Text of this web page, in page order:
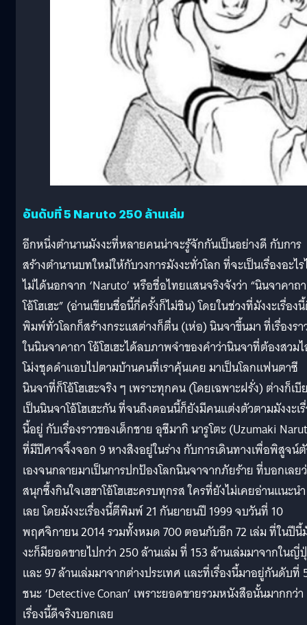
อันดับที่ 5 Naruto 250 ล้านเล่ม
อีกหนึ่งตำนานมังงะที่หลายคนน่าจะรู้จักกันเป็นอย่างดี กับการ
สร้างตำนานบทใหม่ให้กับวงการมังงะทั่วโลก ที่จะเป็นเรื่องอะไ
ไม่ได้นอกจาก ‘Naruto’ หรือชื่อไทยแสนจริงจังว่า “นินจาคาถา
โอ้โฮเฮะ” (อ่านเขียนชื่อนี้กี่ครั้งก็ไม่ชิน) โดยในช่วงที่มังงะเรื่อง
พิมพ์ทั่วโลกก็สร้างกระแสต่างก็ตื่น (เห่อ) นินจาขึ้นมา ที่เรื่องรา
ในนินจาคาถา โอ้โฮเฮะได้ลบภาพจำของคำว่านินจาที่ต้องสวม
โม่งชุดดำแอบไปตามบ้านคนที่เราคุ้นเคย มาเป็นโลกแฟนตาซี
นินจาที่ก็โอ้โฮเฮะจริง ๆ เพราะทุกคน (โดยเฉพาะฝรั่ง) ต่างก็เบี
เป็นนินจาโอ้โฮเฮะกัน ที่จนถึงตอนนี้ก็ยังมีคนแต่งตัวตามมังงะเ
นี้อยู่ กับเรื่องราวของเด็กชาย อุซึมากิ นารูโตะ (Uzumaki
ที่มีปีศาจจิ้งจอก 9 หางสิงอยู่ในร่าง กับการเดินทางเพื่อพิสูจน์
เองจนกลายมาเป็นการปกป้องโลกนินจาจากภัยร้าย ที่บอกเลย
สนุกซึ้งกินใจเฮฮาโอ้โฮเฮะครบทุกรส ใครที่ยังไม่เคยอ่านแนะนำ
เลย โดยมังงะเรื่องนี้ตีพิมพ์ 21 กันยายนปี 1999 จบวันที่ 10
พฤศจิกายน 2014 รวมทั้งหมด 700 ตอนกับอีก 72 เล่ม ที่ในปีนี้
งะก็มียอดขายไปกว่า 250 ล้านเล่ม ที่ 153 ล้านเล่มมาจากในญี่
และ 97 ล้านเล่มมาจากต่างประเทศ และที่เรื่องนี้มาอยู่กันดับที่
ชนะ ‘Detective Conan’ เพราะยอดขายรวมหนังสือนั้นมากกว่า
เรื่องนี้ดีจริงบอกเลย